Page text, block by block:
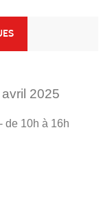
avril 2025
- de 10h à 16h